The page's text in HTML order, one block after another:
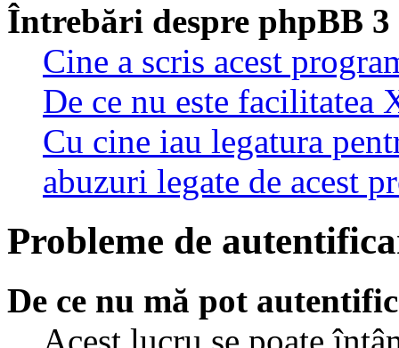
Întrebări despre phpBB 3
Cine a scris acest
De ce nu este facilitatea
Cu cine iau legatura
abuzuri legate de acest
Probleme de
De ce nu mă pot
Acest lucru se poate